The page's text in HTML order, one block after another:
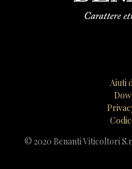
© 2020 Benanti Viticoltori
Aiuti